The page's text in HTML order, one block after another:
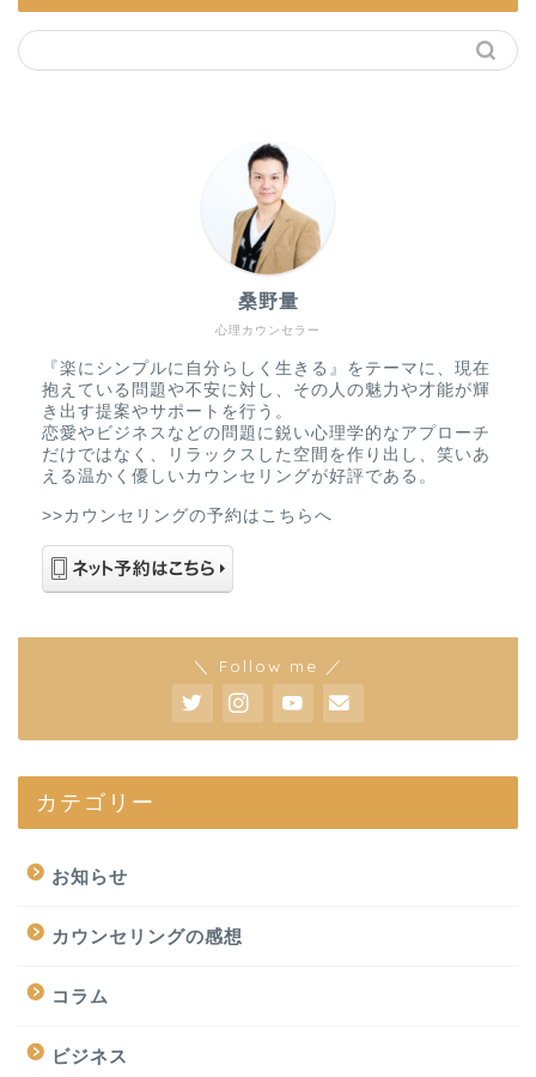
心理カウンセラー
桑野量
『楽にシンプルに自分らしく生きる』をテーマに、現在
抱えている問題や不安に対し、その人の魅力や才能が輝
き出す提案やサポートを行う。
恋愛やビジネスなどの問題に鋭い心理学的なアプローチ
だけではなく、リラックスした空間を作り出し、笑いあ
える温かく優しいカウンセリングが好評である。
>>カウンセリングの予約はこちらへ
＼ Follow me ／
カテゴリー
お知らせ
カウンセリングの感想
コラム
ビジネス